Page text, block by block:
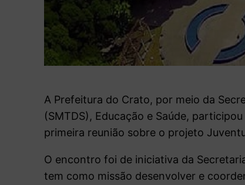
A Prefeitura do Crato, por meio da
(SMTDS), Educação e Saúde,
primeira reunião sobre o projeto
O encontro foi de iniciativa da
tem como missão desenvolver e